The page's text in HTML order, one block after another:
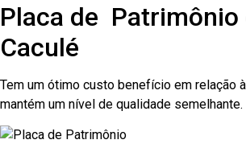
Placa de Patrimônio
Caculé
Tem um ótimo custo benefício em relação
mantém um nível de qualidade semelhante.